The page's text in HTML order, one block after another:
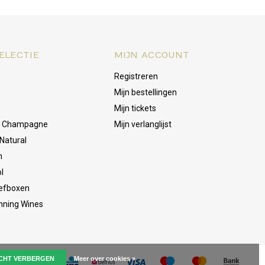
Champagne
Wines
MIJN ACCOUNT
Registreren
Mijn bestellingen
Mijn tickets
Mijn verlanglijst
VERBERGEN Meer over cookies »